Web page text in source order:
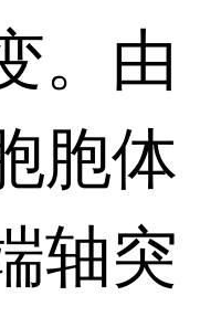
。由
胞体
轴突